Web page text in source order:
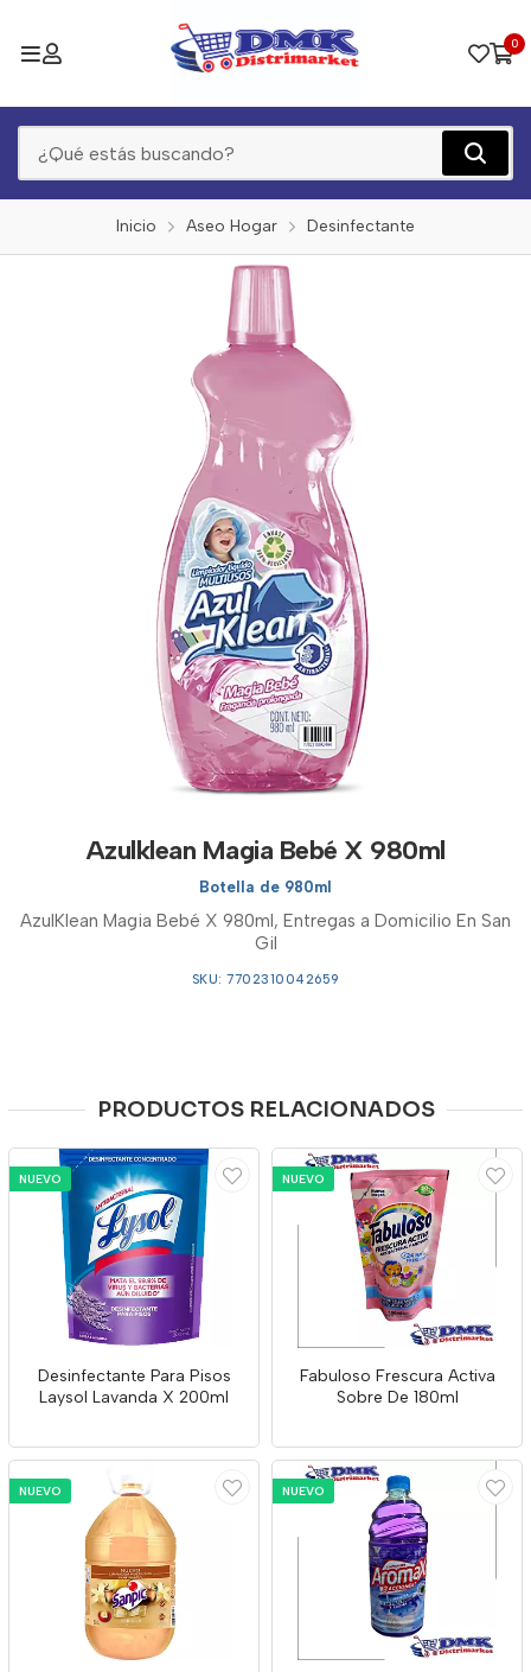
0
Inicio Aseo Hogar Desinfectante
Azulklean Magia Bebé X 980ml
Botella de 980ml
AzulKlean Magia Bebé X 980ml, Entregas a Domicilio En San
Gil
SKU: 7702310042659
PRODUCTOS RELACIONADOS
NUEVO
Desinfectante Para Pisos
Laysol Lavanda X 200ml
NUEVO
Fabuloso Frescura Activa
Sobre De 180ml
NUEVO NUEVO